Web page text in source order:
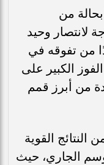
من
لانتصار وحيد
من تفوقه في
الكبير على
4-3، في واحدة من أبرز قمم
القوية
الجاري، حيث